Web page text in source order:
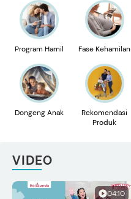
Program Hamil Fase Kehamilan
Dongeng Anak
Rekomendasi
Produk
VIDEO
04:10